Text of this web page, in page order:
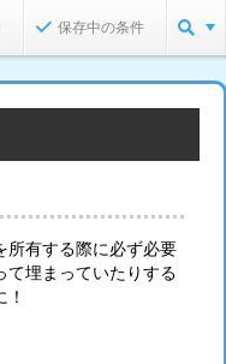
保存中の条件
所有する際に必ず必要
て埋まっていたりする